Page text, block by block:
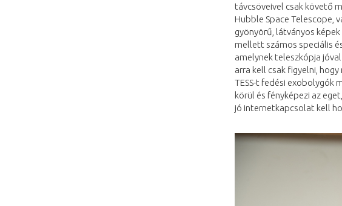
távcsöveivel csak követő
Hubble Space Telescope,
gyönyörű, látványos
mellett számos speciális
amelynek teleszkópja
arra kell csak figyelni,
TESS-t fedési exobolygók
körül és fényképezi az
jó internetkapcsolat kell